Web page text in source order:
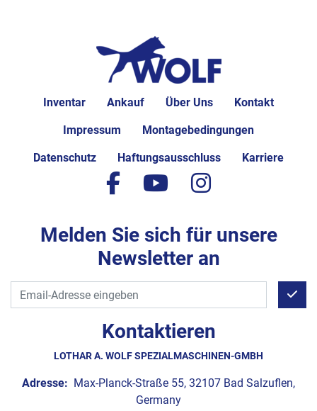
Inventar Ankauf Über Uns Kontakt
Impressum Montagebedingungen
Datenschutz Haftungsausschluss Karriere
Kontaktieren
LOTHAR A. WOLF SPEZIALMASCHINEN-GMBH
Adresse: Max-Planck-Straße 55, 32107 Bad Salzuflen,
Germany
facebook
youtubeinstagram
Melden Sie sich für unsere
Newsletter an